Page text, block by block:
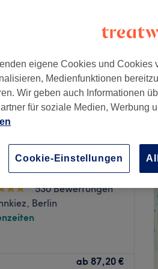
52 €
Salon The She
brauchst. Egal ob
Berlin - Beauty
530 Bewertungen
Berlin
ab 87,20 €
eigene Cookies und Cookies
Medienfunktionen
Wir geben auch Informationen
für soziale Medien, Werbung
Cookie-Einstellungen